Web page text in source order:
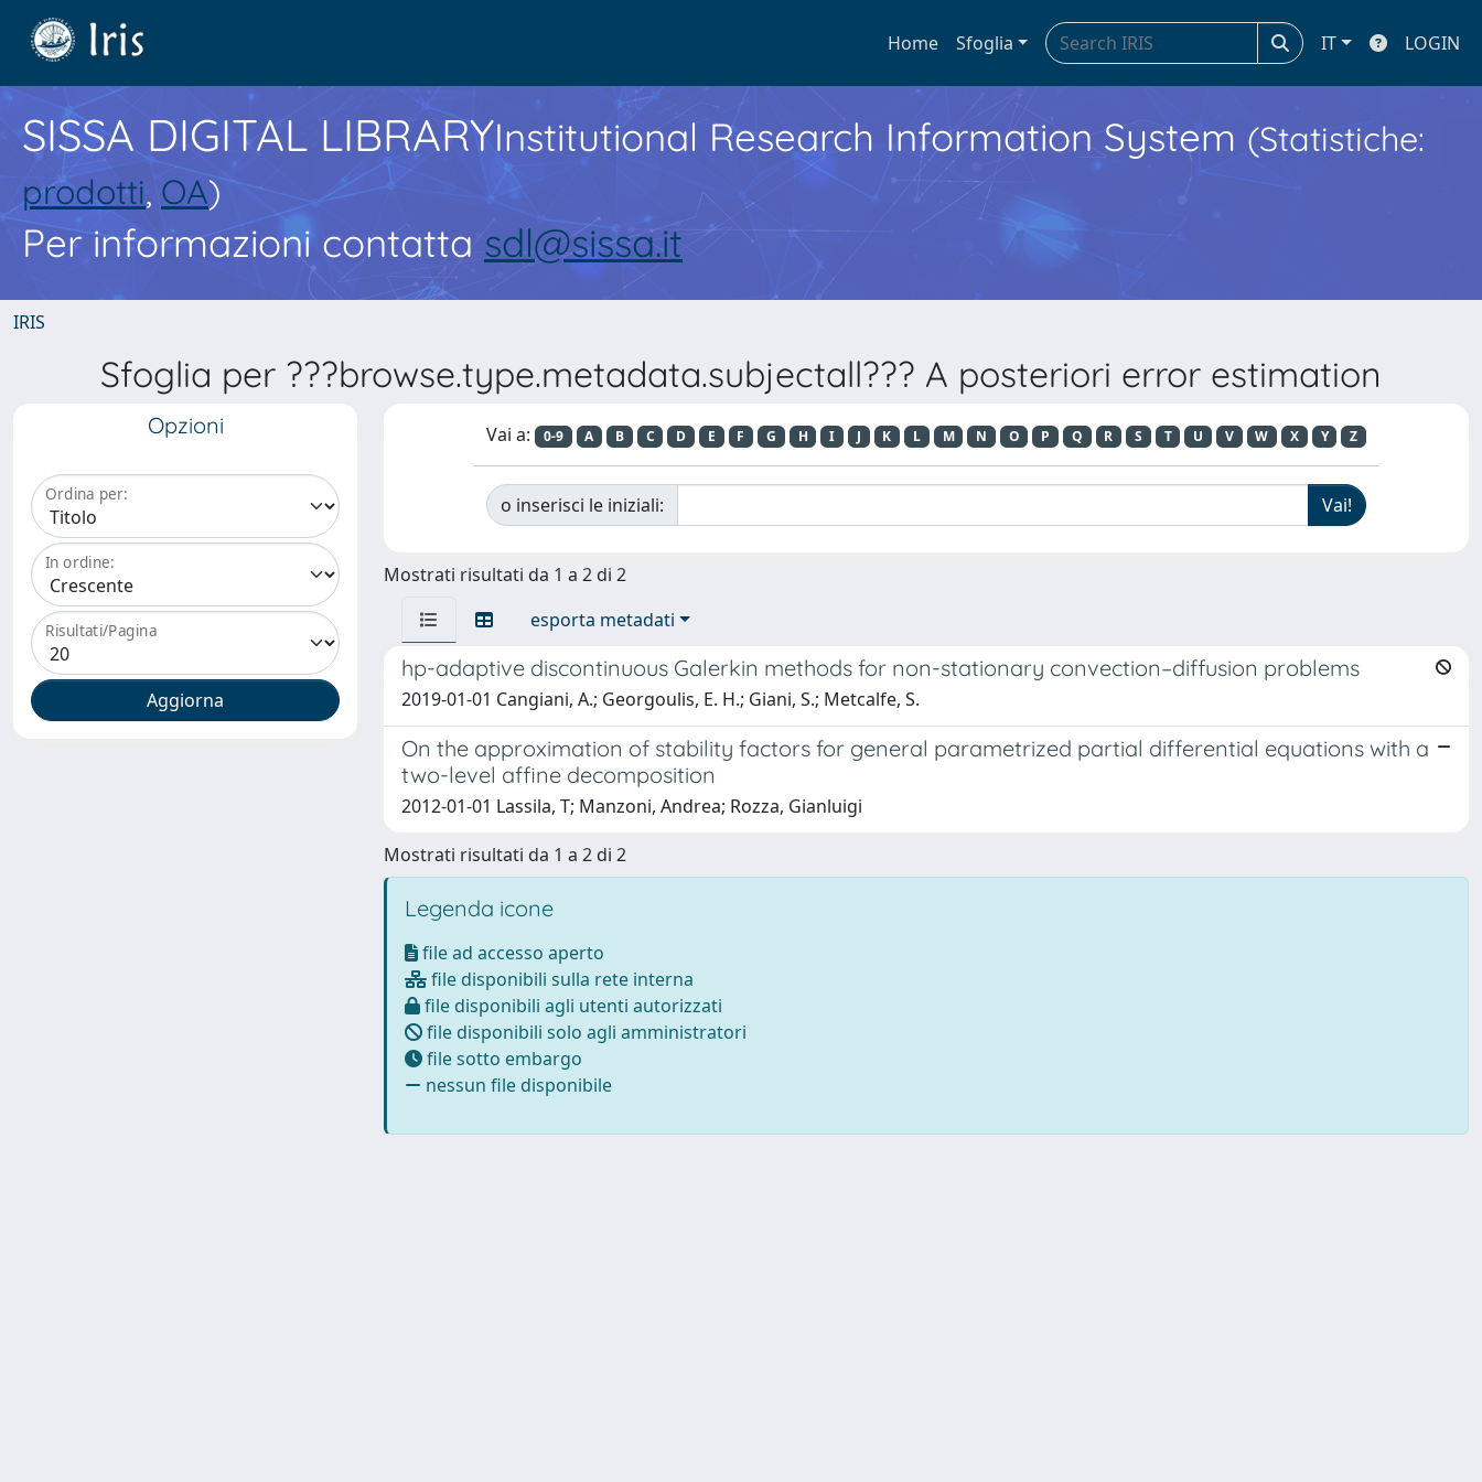
Home Sfoglia IT LOGIN
SISSA DIGITAL LIBRARYInstitutional Research Information System (Statistiche:
prodotti, OA)
Per informazioni contatta sdl@sissa.it
IRIS
Sfoglia per ???browse.type.metadata.subjectall??? A posteriori error estimation
Opzioni
Ordina per:
In ordine:
Risultati/Pagina
Vai a: 0-9 A B C D E F G H I J K L M N O P Q R S T U V W X Y Z
o inserisci le iniziali:
Mostrati risultati da 1 a 2 di 2
esporta metadati
hp-adaptive discontinuous Galerkin methods for non-stationary convection–diffusion problems
2019-01-01 Cangiani, A.; Georgoulis, E. H.; Giani, S.; Metcalfe, S.
On the approximation of stability factors for general parametrized partial differential equations with a
two-level affine decomposition
2012-01-01 Lassila, T; Manzoni, Andrea; Rozza, Gianluigi
Mostrati risultati da 1 a 2 di 2
Legenda icone
file ad accesso aperto
file disponibili sulla rete interna
file disponibili agli utenti autorizzati
file disponibili solo agli amministratori
file sotto embargo
nessun file disponibile